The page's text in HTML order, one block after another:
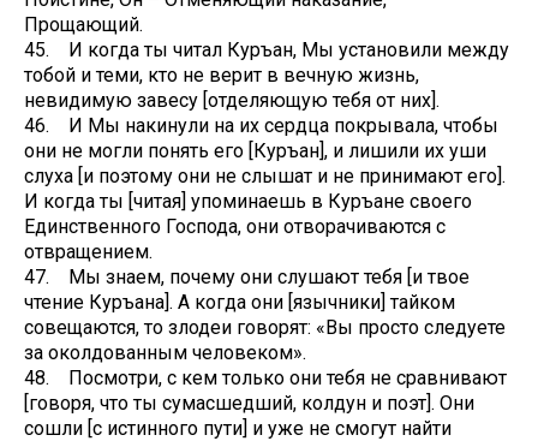
Прощающий.
45. И когда ты читал Куръан, Мы установили между
тобой и теми, кто не верит в вечную жизнь,
невидимую завесу [отделяющую тебя от них].
46. И Мы накинули на их сердца покрывала, чтобы
они не могли понять его [Куръан], и лишили их уши
слуха [и поэтому они не слышат и не принимают его].
И когда ты [читая] упоминаешь в Куръане своего
Единственного Господа, они отворачиваются с
отвращением.
47. Мы знаем, почему они слушают тебя [и твое
чтение Куръана]. А когда они [язычники] тайком
совещаются, то злодеи говорят: «Вы просто следуете
за околдованным человеком».
48. Посмотри, с кем только они тебя не сравнивают
[говоря, что ты сумасшедший, колдун и поэт]. Они
сошли [с истинного пути] и уже не смогут найти